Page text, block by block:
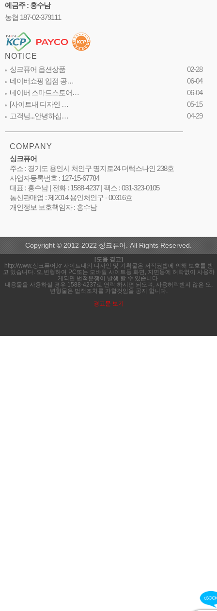
예금주 : 홍수남
농협 187-02-379111
NOTICE
싱크퓨어 옵션상품
02-28
네이버쇼핑 입점 공…
06-04
네이버 스마트스토어…
06-04
[사이트내 디자인 …
05-15
고객님...안녕하십…
04-29
COMPANY
싱크퓨어
주소 : 경기도 용인시 처인구 명지로24 더럭스나인 238호
사업자등록번호 : 127-15-67784
대표 : 홍수남 | 전화 : 1588-4237 | 팩스 : 031-323-0105
통신판매업 : 제2014 용인처인구 - 00316호
개인정보 보호책임자 : 홍수남
Copyright © 2012-2022 싱크퓨어. All Rights Reserved.
[도용 경고]
http://www.싱크퓨어.kr 사이트내의 디자인 및 기획물은 저작권법에 의해 보호를 받
고 있습니다. 오,변형하여 PC또는 모바일 사이트등 화면, 지면등에 허락없이 사용하
게되면 법적분쟁이 발생 할 수 있습니다.
내용물을 사용하실 경우 1588-4237로 연락 하시면 되오며, 사용허락받지 않은 오,
변형물은 법적조치를 가할것임을 공지 합니다.
경고문 보기